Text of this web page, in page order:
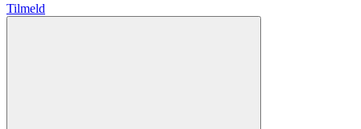
Tilmeld